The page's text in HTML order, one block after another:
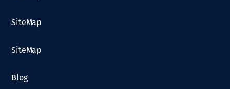
SiteMap
SiteMap
Blog